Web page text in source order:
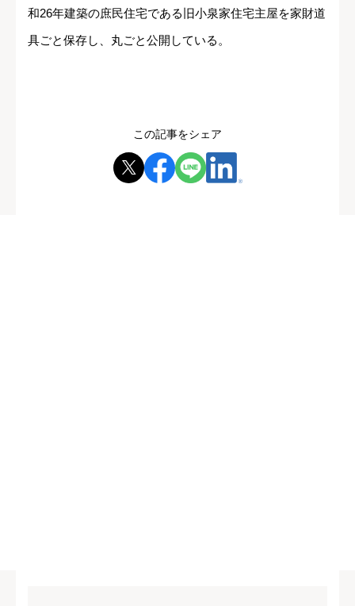
和26年建築の庶民住宅である旧小泉家住宅主屋を家財道
具ごと保存し、丸ごと公開している。
この記事をシェア